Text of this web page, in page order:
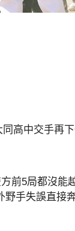
高中交手再
前5局都沒能
手失誤直接